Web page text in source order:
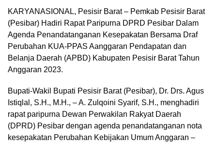
KARYANASIONAL, Pesisir Barat – Pemkab Pesisir Barat
(Pesibar) Hadiri Rapat Paripurna DPRD Pesibar Dalam
Agenda Penandatanganan Kesepakatan Bersama Draf
Perubahan KUA-PPAS Aanggaran Pendapatan dan
Belanja Daerah (APBD) Kabupaten Pesisir Barat Tahun
Anggaran 2023.
Bupati-Wakil Bupati Pesisir Barat (Pesibar), Dr. Drs. Agus
Istiqlal, S.H., M.H., – A. Zulqoini Syarif, S.H., menghadiri
rapat paripurna Dewan Perwakilan Rakyat Daerah
(DPRD) Pesibar dengan agenda penandatanganan nota
kesepakatan Perubahan Kebijakan Umum Anggaran –